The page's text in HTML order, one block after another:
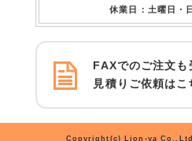
休業日：土曜日・
FAXでのご注文も
見積りご依頼はこ
Copyright(c) Lion-ya